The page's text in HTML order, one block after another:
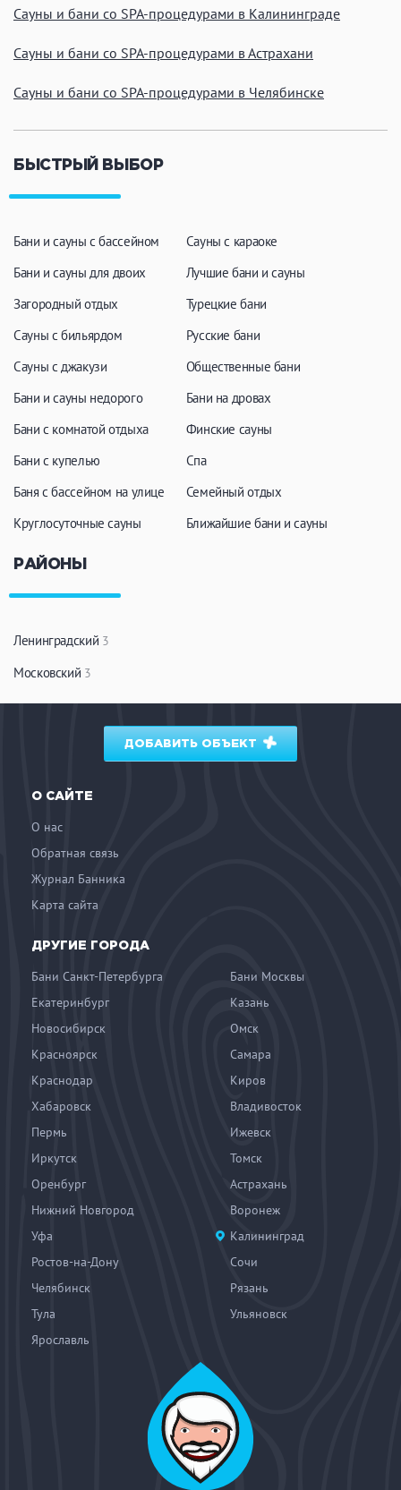
Мангал/ барбекю
Со своей едой
На берегу водоема
Детская комната
ПРИМЕНИТЬ ФИЛЬТРЫ
Сауны и бани со SPA-процедурами в Калининграде
Сауны и бани со SPA-процедурами в Астрахани
Сауны и бани со SPA-процедурами в Челябинске
БЫСТРЫЙ ВЫБОР
Бани и сауны с бассейном
Бани и сауны для двоих
Загородный отдых
Сауны с бильярдом
Сауны с джакузи
Бани и сауны недорого
Бани с комнатой отдыха
Бани с купелью
Баня с бассейном на улице
Круглосуточные сауны
Сауны с караоке
Лучшие бани и сауны
Турецкие бани
Русские бани
Общественные бани
Бани на дровах
Финские сауны
Спа
Семейный отдых
Ближайшие бани и сауны
РАЙОНЫ
Ленинградский 3
Московский 3
ДОБАВИТЬ ОБЪЕКТ
О САЙТЕ
О нас
Обратная связь
Журнал Банника
Карта сайта
ДРУГИЕ ГОРОДА
Бани Санкт-Петербурга
Бани Москвы
Екатеринбург
Казань
Новосибирск
Омск
Красноярск
Самара
Краснодар
Киров
Хабаровск
Владивосток
Пермь
Ижевск
Иркутск
Томск
Оренбург
Астрахань
Нижний Новгород
Воронеж
Уфа
Калининград
Ростов-на-Дону
Сочи
Челябинск
Рязань
Тула
Ульяновск
Ярославль